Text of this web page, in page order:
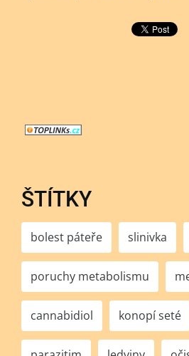
ŠTÍTKY
bolest páteře slinivka
poruchy metabolismu
cannabidiol konopí seté